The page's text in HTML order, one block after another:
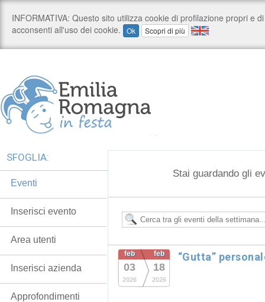
Stai guardando gli
feb
03
2026
feb
18
2026
“Gutta”
SFOGLIA:
Eventi
Inserisci evento
Area utenti
Inserisci azienda
Approfondimenti